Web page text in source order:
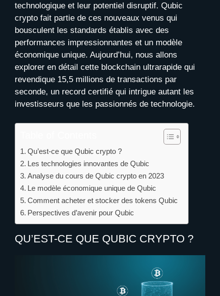
technologique et leur potentiel disruptif. Qubic
crypto fait partie de ces nouveaux venus qui
bousculent les standards établis avec des
performances impressionnantes et un modèle
économique unique. Aujourd’hui, nous allons
explorer en détail cette blockchain ultrarapide qui
revendique 15,5 millions de transactions par
seconde, un record certifié qui intrigue autant les
investisseurs que les passionnés de technologie.
Qu’est-ce que Qubic crypto ?
Les technologies innovantes de Qubic
Analyse du cours de Qubic crypto en 2023
Le modèle économique unique de Qubic
Comment acheter et stocker des tokens Qubic
Perspectives d’avenir pour Qubic
QU’EST-CE QUE QUBIC CRYPTO ?